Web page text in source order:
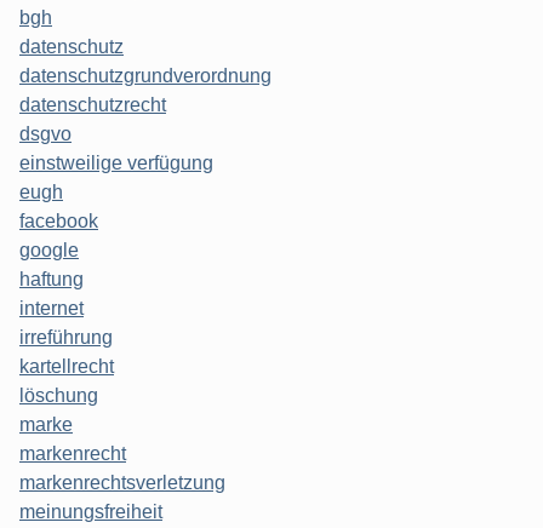
bgh
datenschutz
datenschutzgrundverordnung
datenschutzrecht
dsgvo
einstweilige verfügung
eugh
facebook
google
haftung
internet
irreführung
kartellrecht
löschung
marke
markenrecht
markenrechtsverletzung
meinungsfreiheit